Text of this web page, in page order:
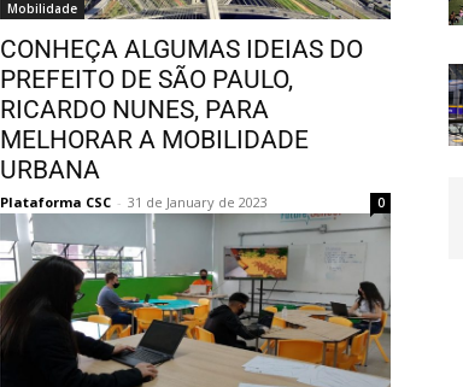
Mobilidade
CONHEÇA ALGUMAS IDEIAS DO
PREFEITO DE SÃO PAULO,
RICARDO NUNES, PARA
MELHORAR A MOBILIDADE
URBANA
Plataforma CSC - 31 de January de 2023 0